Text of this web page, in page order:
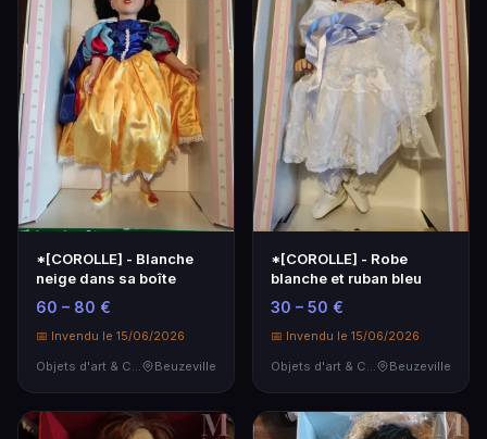
*[COROLLE] - Blanche
neige dans sa boîte
60 – 80 €
📅 Invendu le 15/06/2026
Beuzeville
*[COROLLE] - Robe
blanche et ruban bleu
30 – 50 €
📅 Invendu le 15/06/2026
Beuzeville